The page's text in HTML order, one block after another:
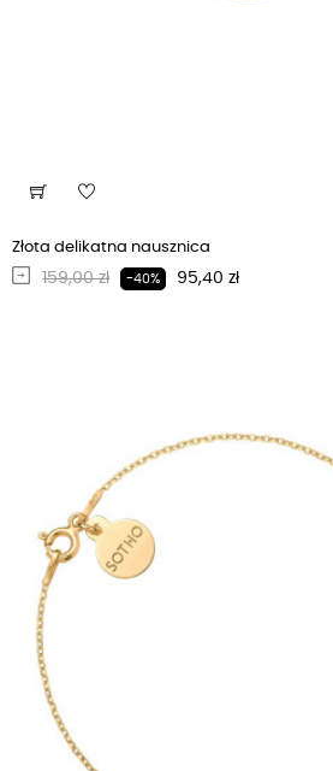
Złota delikatna nausznica
Regularna cena
159,00 zł -40% Cena
95,40 zł